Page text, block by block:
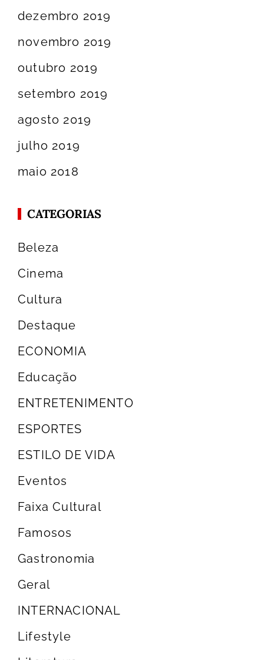
dezembro 2019
novembro 2019
outubro 2019
setembro 2019
agosto 2019
julho 2019
maio 2018
CATEGORIAS
Beleza
Cinema
Cultura
Destaque
ECONOMIA
Educação
ENTRETENIMENTO
ESPORTES
ESTILO DE VIDA
Eventos
Faixa Cultural
Famosos
Gastronomia
Geral
INTERNACIONAL
Lifestyle